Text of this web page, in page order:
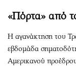
«Πόρτα» από
Η αγανάκτηση του
εβδομάδα
Αμερικανού